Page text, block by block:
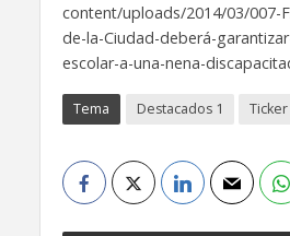
content/uploads/2014/03/007-
de-la-Ciudad-deberá-
escolar-a-una-nena-
Tema Destacados 1 Ticker